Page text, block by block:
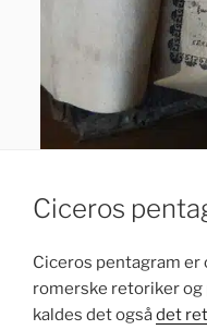
Ciceros
Ciceros pentagram
romerske retoriker og
kaldes det ogsådet